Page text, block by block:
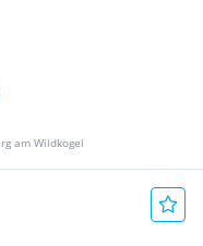
am Wildkogel